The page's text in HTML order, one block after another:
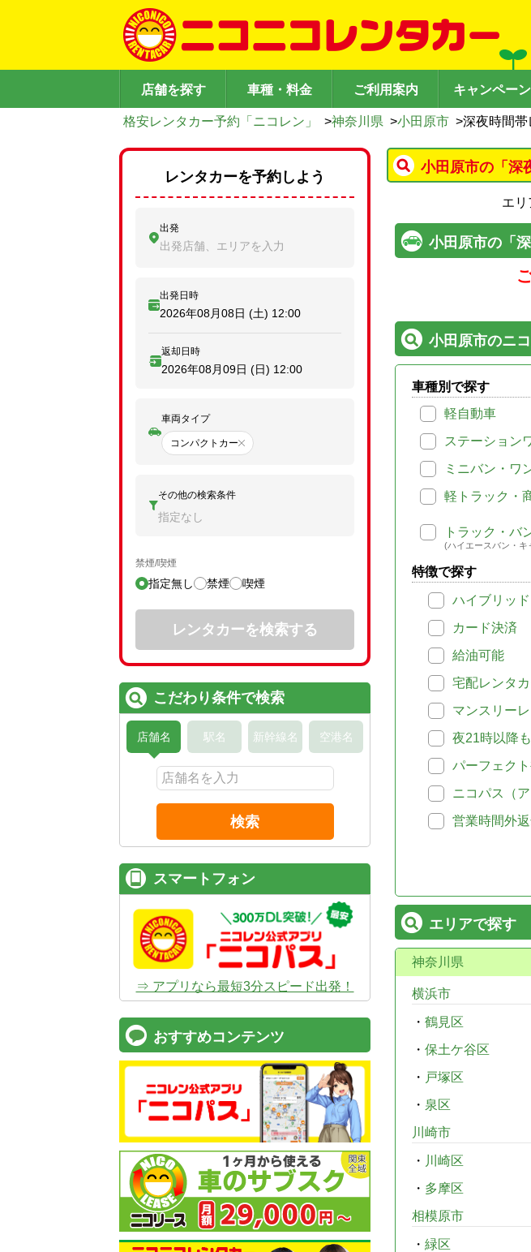
店舗を探す 車種・料金 ご利用案内 キャンペーン
格安レンタカー予約「ニコレン」 >神奈川県 >小田原市 >深夜時間帯
小田原市の「深
エリ
小田原市の「
小田原市のニ
車種別で探す
軽自動車
ステーション
ミニバン・ワ
軽トラック・
トラック・バ
(ハイエースバン・キ
特徴で探す
ハイブリッド
カード決済
給油可能
宅配レンタ
マンスリー
夜21時以降
パーフェク
ニコパス（ア
営業時間外
エリアで探す
神奈川県
横浜市
・ 鶴見区
・ 保土ケ谷区
・ 戸塚区
・ 泉区
川崎市
・ 川崎区
・ 多摩区
相模原市
・ 緑区
レンタカーを予約しよう
出発
出発店舗、エリアを入力
出発日時
2026年08月08日 (土) 12:00
返却日時
2026年08月09日 (日) 12:00
車両タイプ
コンパクトカー
その他の検索条件
指定なし
禁煙/喫煙
指定無し 禁煙 喫煙
レンタカーを検索する
こだわり条件で検索
店舗名 駅名 新幹線名 空港名
検索
スマートフォン
⇒ アプリなら最短3分スピード出発！
おすすめコンテンツ